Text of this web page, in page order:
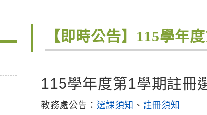
【即時公告】115學年
115學年度第1學期註冊
教務處公告： 選課須知 、 註冊須知